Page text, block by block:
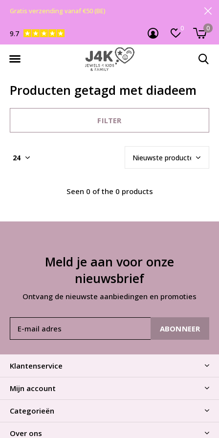
0 0
9.7
Gratis verzending vanaf €50 (BE)
Producten getagd met diadeem
FILTER
Seen 0 of the 0 products
Meld je aan voor onze
nieuwsbrief
Ontvang de nieuwste aanbiedingen en promoties
ABONNEER
Klantenservice
Mijn account
Categorieën
Over ons